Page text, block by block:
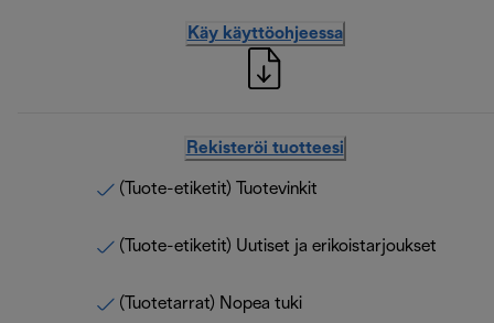
Käy käyttöohjeessa
Rekisteröi tuotteesi
(Tuote-etiketit) Tuotevinkit
(Tuote-etiketit) Uutiset ja erikoistarjoukset
(Tuotetarrat) Nopea tuki